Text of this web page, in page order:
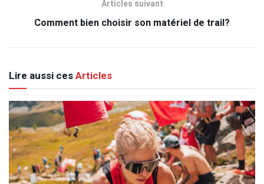
Articles suivant
Comment bien choisir son matériel de trail?
Lire aussi cesArticles